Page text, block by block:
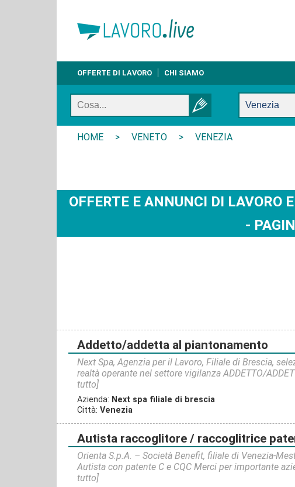
OFFERTE DI LAVORO CHI SIAMO
HOME > VENETO > VENEZIA
OFFERTE E ANNUNCI DI LAVORO
-
addetto/addetta al piantonamento
Next Spa, Agenzia per il Lavoro, Filiale di Brescia,
realtà operante nel settore vigilanza ADDETTO/
tutto]
Azienda: Next spa filiale di brescia
Città: Venezia
autista raccoglitore / raccoglitrice
Orienta S.p.A. – Società Benefit, filiale di Venezia-
Autista con patente C e CQC Merci per importante
tutto]